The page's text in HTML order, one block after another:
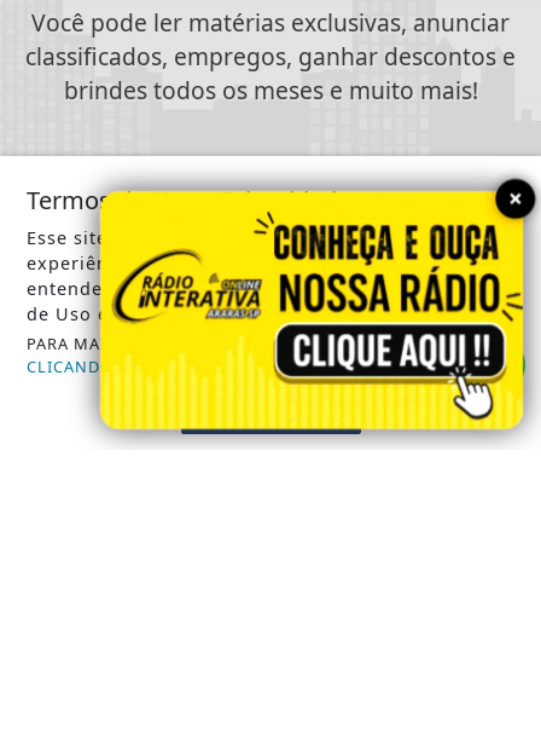
Você pode ler matérias exclusivas, anunciar
classificados, empregos, ganhar descontos e
brindes todos os meses e muito mais!
ASSINE AGORA
SIGA RÁDIO INTERATIVA ONLINENAS REDES
SOCIAIS
/ NOTÍCIAS
Termos de Uso e Privacidade
Esse site utiliza cookies para melhorar sua
experiência de navegação. Ao continuar o acesso,
entendemos que você concorda com nossos Termos
de Uso e Privacidade.
PARA MAIS INFORMAÇÕES,
ACESSE NOSSOS TERMOS
CLICANDO AQUI
×